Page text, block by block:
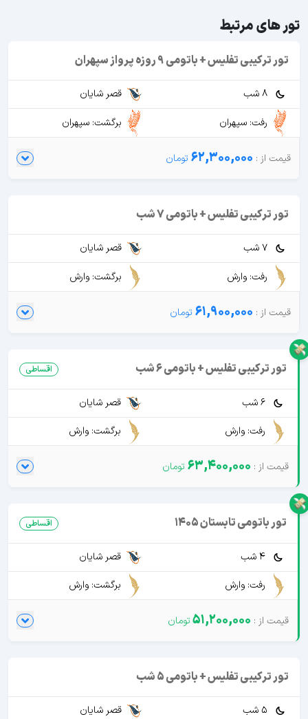
تور های مرتبط
تور ترکیبی تفلیس + باتومی 9 روزه پرواز سپهران
8 شب
قصر شایان
رفت: سپهران
برگشت: سپهران
62,300,000
تور ترکیبی تفلیس + باتومی 7 شب
7 شب
قصر شایان
رفت: وارش
برگشت: وارش
61,900,000
تور ترکیبی تفلیس + باتومی 6 شب اقساطی
6 شب
قصر شایان
رفت: وارش
برگشت: وارش
63,400,000
تور باتومی تابستان 1405 اقساطی
4 شب
قصر شایان
رفت: وارش
برگشت: وارش
51,200,000
تور ترکیبی تفلیس + باتومی 5 شب
5 شب
قصر شایان